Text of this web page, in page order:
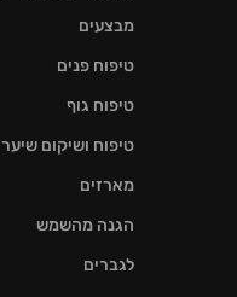
מבצעים
טיפוח פנים
טיפוח גוף
טיפוח ושיקום שיער
מארזים
הגנה מהשמש
לגברים